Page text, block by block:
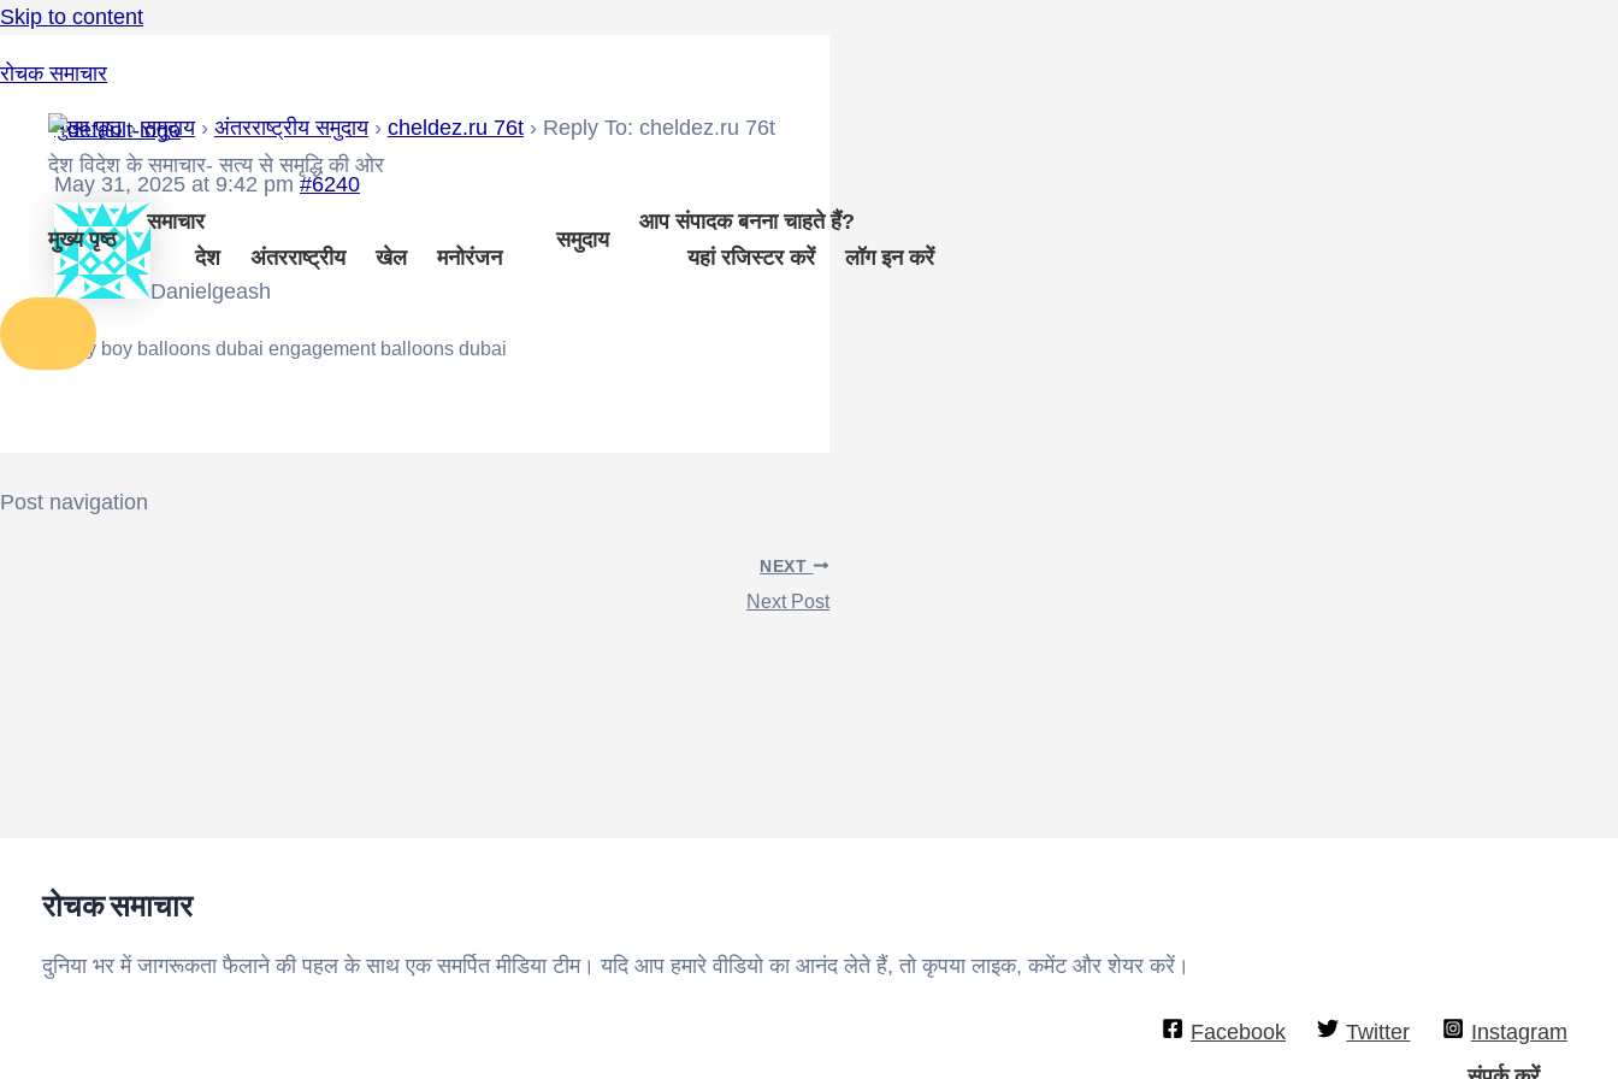
Skip to content
रोचक समाचार
देश विदेश के समाचार- सत्य से समृद्धि की ओर
मुख्य पृष्ठ
समाचार
देश
अंतरराष्ट्रीय खेल मनोरंजन
समुदाय
आप संपादक बनना चाहते हैं?
यहां रजिस्टर करें
लॉग इन करें
मुख्य पृष्ठ › समुदाय › अंतरराष्ट्रीय समुदाय › cheldez.ru 76t › Reply To: cheldez.ru 76t
May 31, 2025 at 9:42 pm #6240
Danielgeash
baby boy balloons dubai engagement balloons dubai
Post navigation
NEXT
Next Post
रोचक समाचार
दुनिया भर में जागरूकता फैलाने की पहल के साथ एक समर्पित मीडिया टीम। यदि आप हमारे वीडियो का आनंद लेते हैं, तो कृपया लाइक, कमेंट और शेयर करें।
Facebook Twitter
Instagram